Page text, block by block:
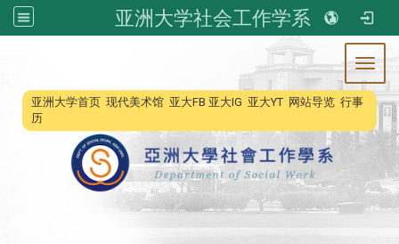
亚洲大学社会工作学系
::: 亚洲大学首页 现代美术馆 亚大FB 亚大IG 亚大YT 网站导览 行事
历